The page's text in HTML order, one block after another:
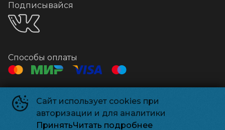
Сайт использует cookies при
авторизации и для аналитики
ПринятьЧитать подробнее
Подписывайся
Способы оплаты
Контакты
Касса
+7 495 500-91-78
Администрация relizparkzel@mail.ru